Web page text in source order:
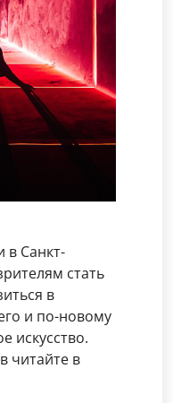
в Санкт-
стать
в
и по-новому
искусство.
читайте в